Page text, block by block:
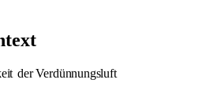
der Verdünnungsluft